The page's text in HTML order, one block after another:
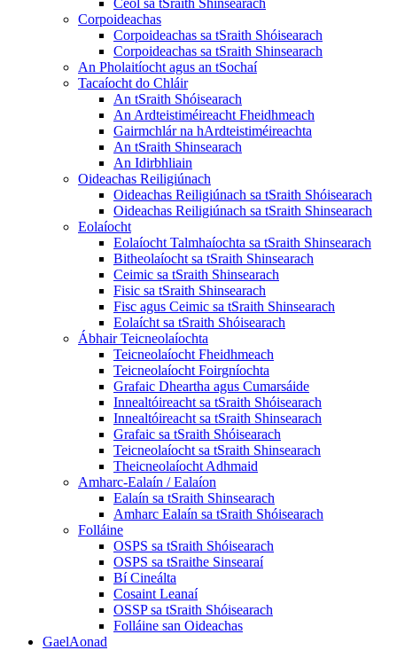
Ceol sa tSraith Shinsearach
Corpoideachas
Corpoideachas sa tSraith Shóisearach
Corpoideachas sa tSraith Shinsearach
An Pholaitíocht agus an tSochaí
Tacaíocht do Chláir
An tSraith Shóisearach
An Ardteistiméireacht Fheidhmeach
Gairmchlár na hArdteistiméireachta
An tSraith Shinsearach
An Idirbhliain
Oideachas Reiligiúnach
Oideachas Reiligiúnach sa tSraith Shóisearach
Oideachas Reiligiúnach sa tSraith Shinsearach
Eolaíocht
Eolaíocht Talmhaíochta sa tSraith Shinsearach
Bitheolaíocht sa tSraith Shinsearach
Ceimic sa tSraith Shinsearach
Fisic sa tSraith Shinsearach
Fisc agus Ceimic sa tSraith Shinsearach
Eolaícht sa tSraith Shóisearach
Ábhair Teicneolaíochta
Teicneolaíocht Fheidhmeach
Teicneolaíocht Foirgníochta
Grafaic Dheartha agus Cumarsáide
Innealtóireacht sa tSraith Shóisearach
Innealtóireacht sa tSraith Shinsearach
Grafaic sa tSraith Shóisearach
Teicneolaíocht sa tSraith Shinsearach
Theicneolaíocht Adhmaid
Amharc-Ealaín / Ealaíon
Ealaín sa tSraith Shinsearach
Amharc Ealaín sa tSraith Shóisearach
Folláine
OSPS sa tSraith Shóisearach
OSPS sa tSraithe Sinsearaí
Bí Cineálta
Cosaint Leanaí
OSSP sa tSraith Shóisearach
Folláine san Oideachas
GaelAonad